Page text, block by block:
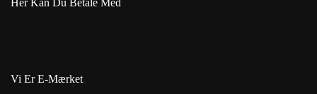
Her Kan Du Betale Med
Vi Er E-Mærket